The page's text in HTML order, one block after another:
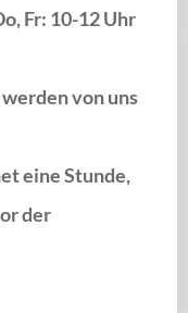
Fr: 10-12 Uhr
von uns
eine Stunde,
der